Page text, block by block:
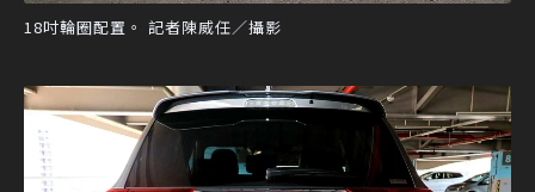
18吋輪圈配置。 記者陳威任／攝影